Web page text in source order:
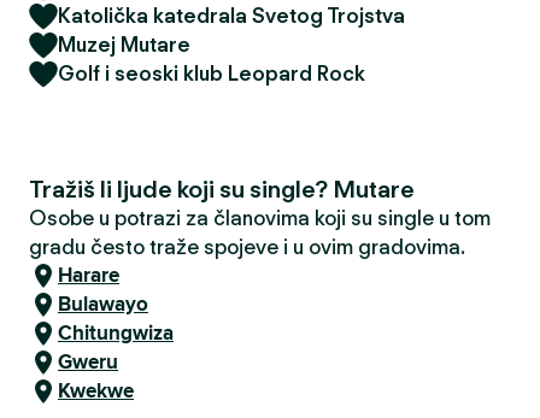
Katolička katedrala Svetog Trojstva
Muzej Mutare
Golf i seoski klub Leopard Rock
Tražiš li ljude koji su single? Mutare
Osobe u potrazi za članovima koji su single u tom
gradu često traže spojeve i u ovim gradovima.
Harare
Bulawayo
Chitungwiza
Gweru
Kwekwe